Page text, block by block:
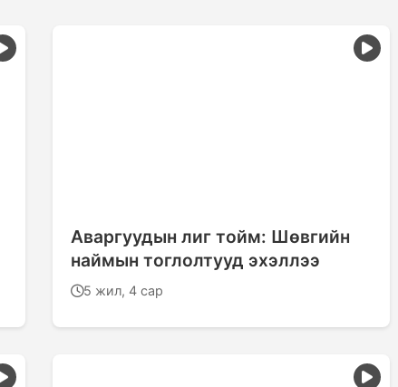
Аваргуудын лиг тойм: Шөвгийн
наймын тоглолтууд эхэллээ
5 жил, 4 сар